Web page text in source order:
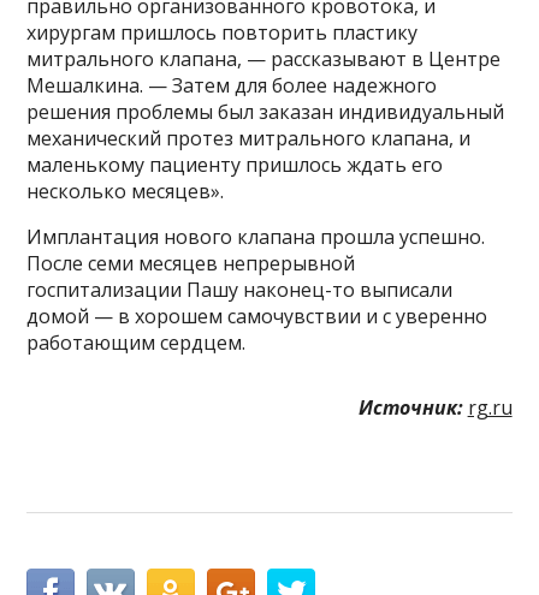
правильно организованного кровотока, и
хирургам пришлось повторить пластику
митрального клапана, — рассказывают в Центре
Мешалкина. — Затем для более надежного
решения проблемы был заказан индивидуальный
механический протез митрального клапана, и
маленькому пациенту пришлось ждать его
несколько месяцев».
Имплантация нового клапана прошла успешно.
После семи месяцев непрерывной
госпитализации Пашу наконец-то выписали
домой — в хорошем самочувствии и с уверенно
работающим сердцем.
Источник: rg.ru